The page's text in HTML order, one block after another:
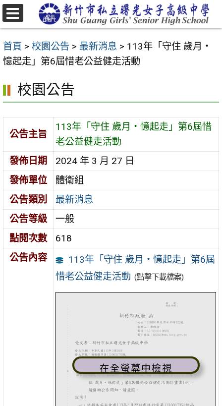
跳
至
要
內
區
首頁 > 校園公告 > 最新消息 > 113年「守住 歲月・
憶起走」第6屆惜老公益健走活動
校園公告
公告主旨
113年「守住 歲月・憶起走」第6屆惜
老公益健走活動
發佈日期
2024 年 3 月 27 日
發佈單位
體衛組
公告類別
最新消息
公告等級
一般
點閱次數
618
公告內容
113年「守住 歲月・憶起走」第6屆
惜老公益健走活動 (點擊下載檔案)
在全螢幕中檢視
選
單